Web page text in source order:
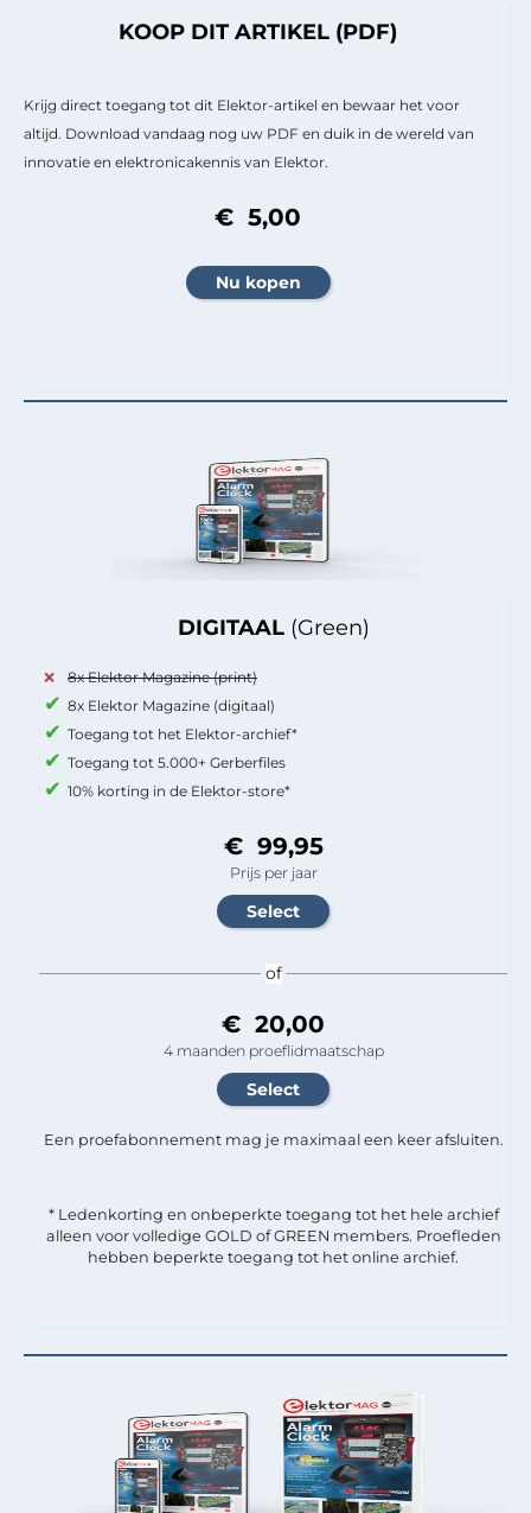
DIGITAAL (Green)
8x Elektor Magazine (print)
8x Elektor Magazine (digitaal)
Toegang tot het Elektor-archief*
Toegang tot 5.000+ Gerberfiles
10% korting in de Elektor-store*
€ 99,95
Prijs per jaar
of
€ 20,00
4 maanden proeflidmaatschap
Een proefabonnement mag je maximaal een keer afsluiten.
* Ledenkorting en onbeperkte toegang tot het hele archief
alleen voor volledige GOLD of GREEN members. Proefleden
hebben beperkte toegang tot het online archief.
KOOP DIT ARTIKEL (PDF)
Krijg direct toegang tot dit Elektor-artikel en bewaar het voor
altijd. Download vandaag nog uw PDF en duik in de wereld van
innovatie en elektronicakennis van Elektor.
€ 5,00